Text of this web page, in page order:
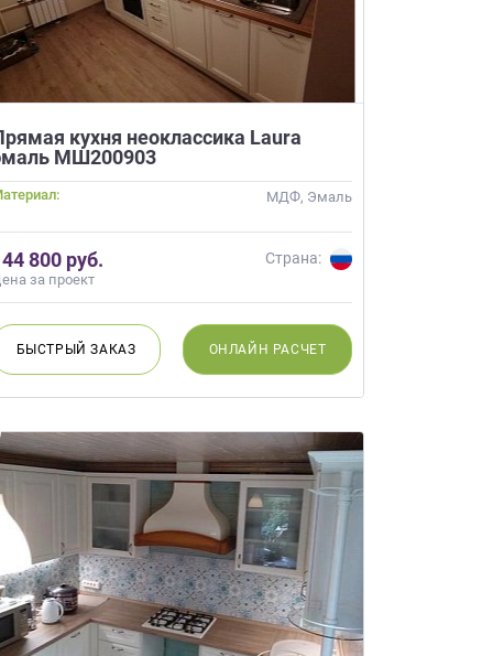
кухня неоклассика Laura
МШ200903
МДФ, Эмаль
800 руб.
за проект
Страна:
БЫСТРЫЙЗАКАЗ ОНЛАЙН РАСЧЕТ
×
от
подготовит
строителей
не купите мебель.
000 т.р.
мебель не
×
на